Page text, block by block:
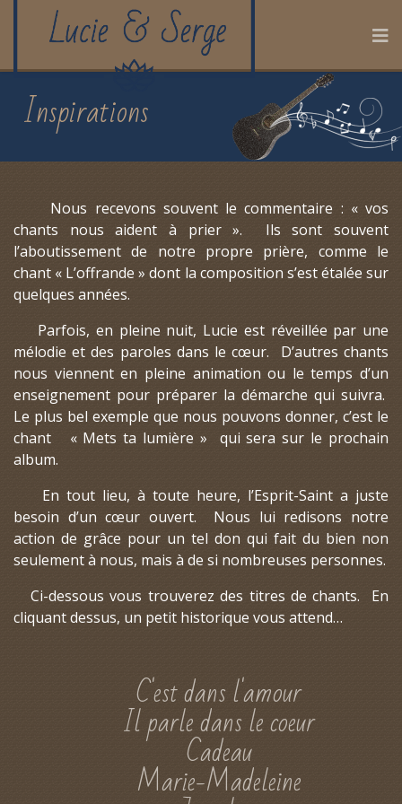
Inspirations
Nous recevons souvent le commentaire : « vos
chants nous aident à prier ». Ils sont souvent
l’aboutissement de notre propre prière, comme le
chant « L’offrande » dont la composition s’est étalée sur
quelques années.
Parfois, en pleine nuit, Lucie est réveillée par une
mélodie et des paroles dans le cœur. D’autres chants
nous viennent en pleine animation ou le temps d’un
enseignement pour préparer la démarche qui suivra.
Le plus bel exemple que nous pouvons donner, c’est le
chant « Mets ta lumière » qui sera sur le prochain
album.
En tout lieu, à toute heure, l’Esprit-Saint a juste
besoin d’un cœur ouvert. Nous lui redisons notre
action de grâce pour un tel don qui fait du bien non
seulement à nous, mais à de si nombreuses personnes.
Ci-dessous vous trouverez des titres de chants. En
cliquant dessus, un petit historique vous attend…
C'est dans l'amour
Il parle dans le coeur
Cadeau
Marie-Madeleine